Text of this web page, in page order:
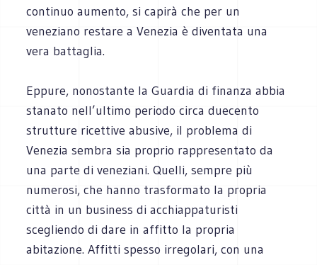
continuo aumento, si capirà che per un
veneziano restare a Venezia è diventata una
vera battaglia.
Eppure, nonostante la Guardia di finanza abbia
stanato nell’ultimo periodo circa duecento
strutture ricettive abusive, il problema di
Venezia sembra sia proprio rappresentato da
una parte di veneziani. Quelli, sempre più
numerosi, che hanno trasformato la propria
città in un business di acchiappaturisti
scegliendo di dare in affitto la propria
abitazione. Affitti spesso irregolari, con una